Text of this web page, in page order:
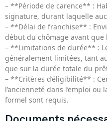
– **Période de carence** :
signature, durant laquelle
– **Délai de franchise** :
début du chômage avant que
– **Limitations de durée** :
généralement limitées, tant
que sur la durée totale du
– **Critères d’éligibilité** :
l’ancienneté dans l’emploi ou
formel sont requis.